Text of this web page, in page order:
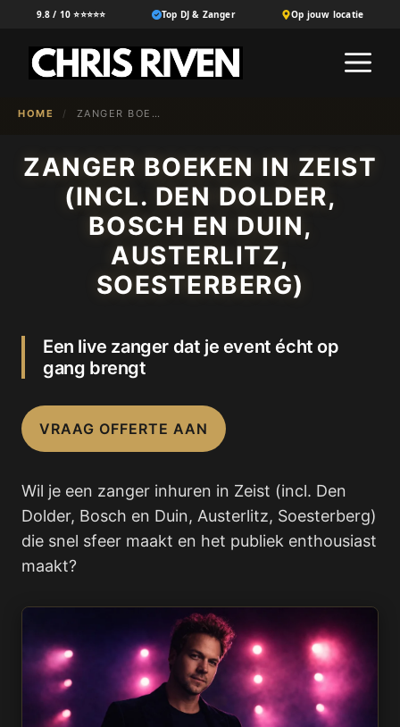
9.8 / 10 ⭐⭐⭐⭐⭐ Top DJ & Zanger Op jouw locatie
HOME / ZANGER BOEKEN IN {NL-100}
ZANGER BOEKEN IN ZEIST
(INCL. DEN DOLDER,
BOSCH EN DUIN,
AUSTERLITZ,
SOESTERBERG)
Een live zanger dat je event écht op
gang brengt
VRAAG OFFERTE AAN
Wil je een zanger inhuren in Zeist (incl. Den
Dolder, Bosch en Duin, Austerlitz, Soesterberg)
die snel sfeer maakt en het publiek enthousiast
maakt?